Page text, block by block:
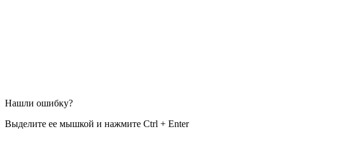
Нашли ошибку?
Выделите ее мышкой и нажмите Ctrl + Enter